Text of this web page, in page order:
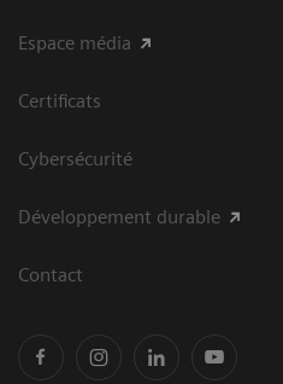
Espace média
Certificats
Cybersécurité
Développement durable
Contact